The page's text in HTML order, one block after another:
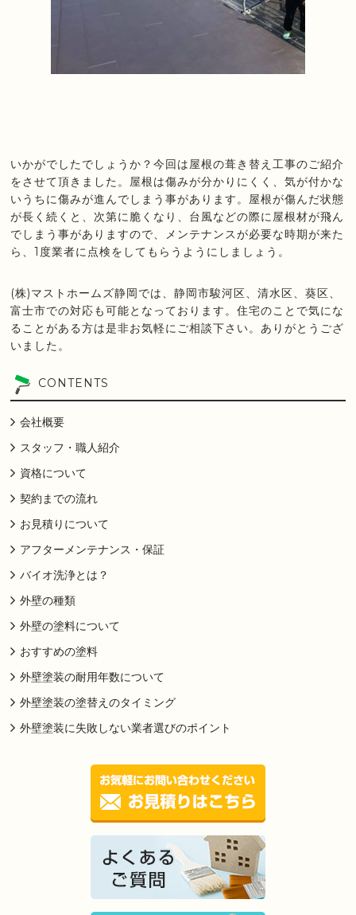
いかがでしたでしょうか？今回は屋根の葺き替え工事のご紹介
をさせて頂きました。屋根は傷みが分かりにくく、気が付かな
いうちに傷みが進んでしまう事があります。屋根が傷んだ状態
が長く続くと、次第に脆くなり、台風などの際に屋根材が飛ん
でしまう事がありますので、メンテナンスが必要な時期が来た
ら、1度業者に点検をしてもらうようにしましょう。
(株)マストホームズ静岡では、静岡市駿河区、清水区、葵区、
富士市での対応も可能となっております。住宅のことで気にな
ることがある方は是非お気軽にご相談下さい。ありがとうござ
いました。
CONTENTS
会社概要
スタッフ・職人紹介
資格について
契約までの流れ
お見積りについて
アフターメンテナンス・保証
バイオ洗浄とは？
外壁の種類
外壁の塗料について
おすすめの塗料
外壁塗装の耐用年数について
外壁塗装の塗替えのタイミング
外壁塗装に失敗しない業者選びのポイント